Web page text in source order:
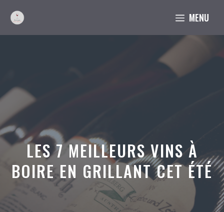
contenu
MENU
LES 7 MEILLEURS VINS À
BOIRE EN GRILLANT CET ÉTÉ